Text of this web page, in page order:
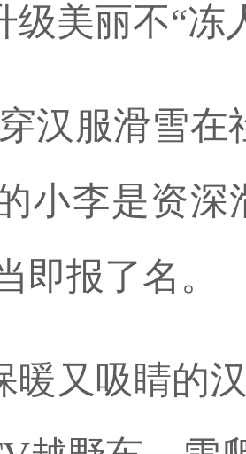
级美丽不“冻
汉服滑雪
小李是资深
即报了名。
暖又吸睛的